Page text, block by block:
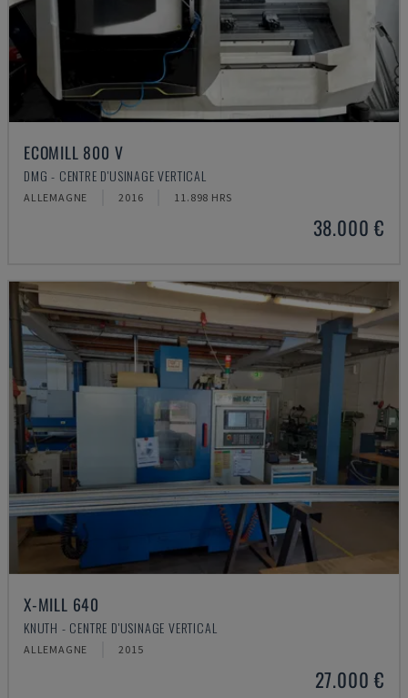
ECOMILL 800 V
DMG - CENTRE D'USINAGE VERTICAL
ALLEMAGNE 2016 11.898 HRS
38.000 €
X-MILL 640
KNUTH - CENTRE D'USINAGE VERTICAL
ALLEMAGNE 2015
27.000 €